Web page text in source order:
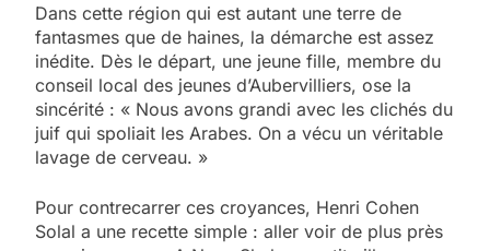
Dans cette région qui est autant une terre de
fantasmes que de haines, la démarche est assez
inédite. Dès le départ, une jeune fille, membre du
conseil local des jeunes d’Aubervilliers, ose la
sincérité : « Nous avons grandi avec les clichés du
juif qui spoliait les Arabes. On a vécu un véritable
lavage de cerveau. »
Pour contrecarrer ces croyances, Henri Cohen
Solal a une recette simple : aller voir de plus près